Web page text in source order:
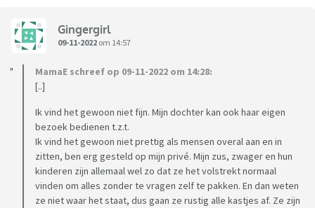
Gingergirl
09-11-2022 om 14:57
MamaE schreef op 09-11-2022 om 14:28:
[..]
Ik vind het gewoon niet fijn. Mijn dochter kan ook haar eigen
bezoek bedienen t.z.t.
Ik vind het gewoon niet prettig als mensen overal aan en in
zitten, ben erg gesteld op mijn privé. Mijn zus, zwager en hun
kinderen zijn allemaal wel zo dat ze het volstrekt normaal
vinden om alles zonder te vragen zelf te pakken. En dan weten
ze niet waar het staat, dus gaan ze rustig alle kastjes af. Ze zijn